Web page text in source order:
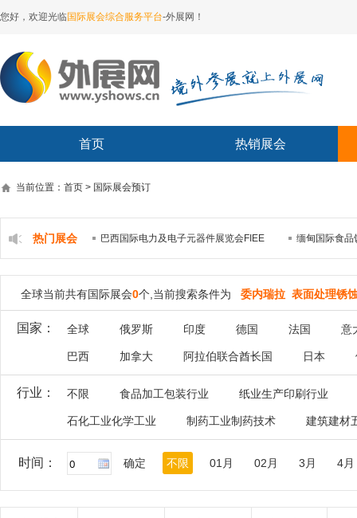
您好，欢迎光临 国际展会综合服务平台-外展网！
首页 热销展会
当前位置：首页 > 国际展会预订
热门展会 巴西国际电力及电子元器件展览会FIEE 缅甸国际食品
全球当前共有国际展会0个,当前搜索条件为 委内瑞拉 表面处理锈
国家： 全球 俄罗斯 印度 德国 法国 意
巴西 加拿大 阿拉伯联合酋长国 日本
行业： 不限 食品加工包装行业 纸业生产印刷行业
石化工业化学工业 制药工业制药技术 建筑建材
时间： 确定 不限 01月 02月 3月 4月